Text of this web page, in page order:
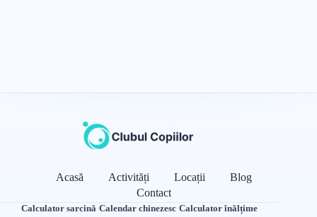
Acasă Activități Locații
Blog
Contact
Calculator sarcină·Calendar chinezesc·Calculator înălțime